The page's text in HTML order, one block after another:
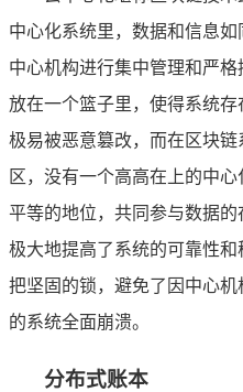
中心化系统里，数据和信息
中心机构进行集中管理和严
放在一个篮子里，使得系统
极易被恶意篡改，而在区块
区，没有一个高高在上的中
平等的地位，共同参与数据
极大地提高了系统的可靠性
把坚固的锁，避免了因中心
的系统全面崩溃。
分布式账本